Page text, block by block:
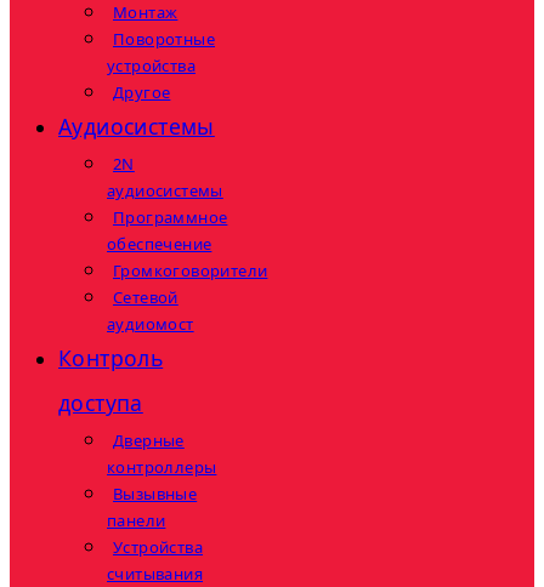
Монтаж
Поворотные
устройства
Другое
Аудиосистемы
2N
аудиосистемы
Программное
обеспечение
Громкоговорители
Сетевой
аудиомост
Контроль
доступа
Дверные
контроллеры
Вызывные
панели
Устройства
считывания